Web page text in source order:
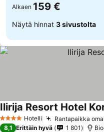
Alkaen 159 €
Näytä hinnat 3 sivustolta
4 Tähtiluokitus
Hotelli Rantapaikka
Ilirija Resort Hotel
8,1 Erittäin hyvä 1 801